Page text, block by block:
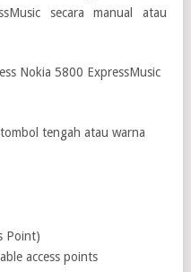
secara manual atau
Nokia 5800 ExpressMusic
tengah atau warna
Point)
access points